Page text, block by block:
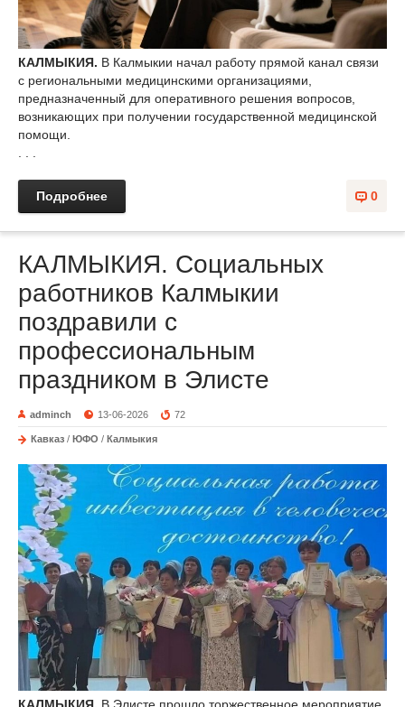
КАЛМЫКИЯ. В Калмыкии начал работу прямой канал связи
с региональными медицинскими организациями,
предназначенный для оперативного решения вопросов,
возникающих при получении государственной медицинской
помощи.
0
Подробнее
КАЛМЫКИЯ. Социальных
работников Калмыкии
поздравили с
профессиональным
праздником в Элисте
adminch 13-06-2026 72
Кавказ / ЮФО / Калмыкия